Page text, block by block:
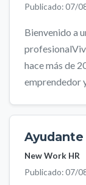
Publicado: 07/
Bienvenido a
hace más de
emprendedor
New Work HR
Publicado: 07/